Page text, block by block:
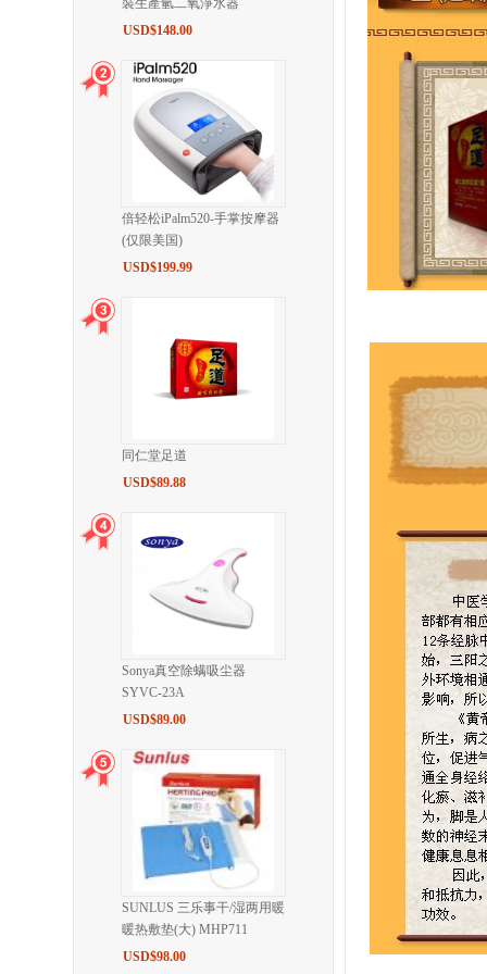
裝生產氫二氧淨水器
USD$148.00
倍轻松iPalm520-手掌按摩器
(仅限美国)
USD$199.99
同仁堂足道
USD$89.88
Sonya真空除螨吸尘器
SYVC-23A
USD$89.00
SUNLUS 三乐事干/湿两用暖
暖热敷垫(大) MHP711
USD$98.00